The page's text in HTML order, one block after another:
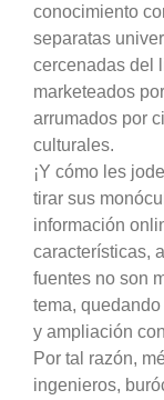
conocimiento
separatas
cercenadas del
marketeados
arrumados por
culturales.
¡Y cómo les
tirar sus
información
características,
fuentes no son
tema,
y ampliación
Por tal razón,
ingenieros,